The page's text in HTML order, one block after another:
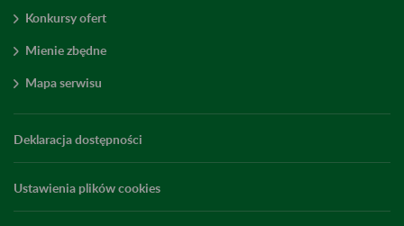
Konkursy ofert
Mienie zbędne
Mapa serwisu
Deklaracja dostępności
Ustawienia plików cookies